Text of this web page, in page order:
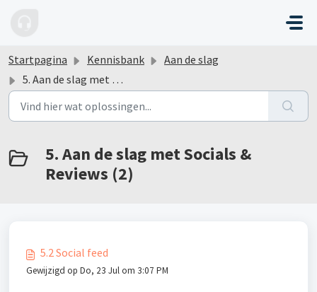
Startpagina Kennisbank
Aan de slag
5. Aan de slag met Socials & Reviews
5. Aan de slag met Socials &
Reviews (2)
5.2 Social feed
Gewijzigd op Do, 23 Jul om 3:07 PM